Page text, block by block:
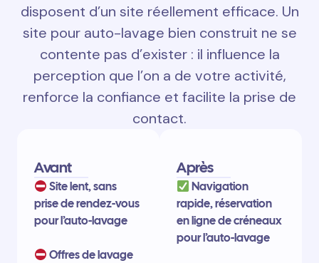
disposent d’un site réellement efficace. Un
site pour auto-lavage bien construit ne se
contente pas d’exister : il influence la
perception que l’on a de votre activité,
renforce la confiance et facilite la prise de
contact.
Avant
Site lent, sans
prise de rendez-vous
pour l’auto-lavage
Offres de lavage
Après
Navigation
rapide, réservation
en ligne de créneaux
pour l’auto-lavage